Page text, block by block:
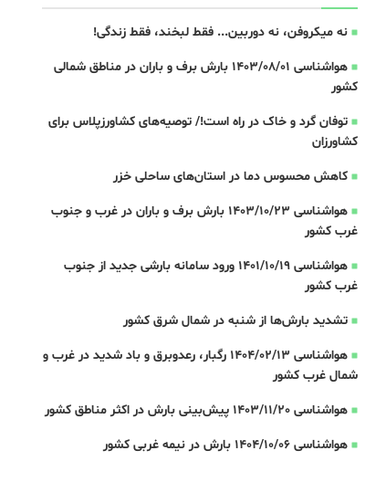
نه میکروفن، نه دوربین... فقط لبخند، فقط زندگی!
هواشناسی 1403/08/01 بارش برف و باران در مناطق شمالی
کشور
توفان گرد و خاک در راه است!/ توصیه‌های کشاورزپلاس برای
کشاورزان
کاهش محسوس دما در استان‌های ساحلی خزر
هواشناسی 1403/10/23 بارش برف و باران در غرب و جنوب
غرب کشور
هواشناسی 1401/10/19 ورود سامانه بارشی جدید از جنوب
غرب کشور
تشدید بارش‌ها از شنبه در شمال شرق کشور
هواشناسی 1404/02/13 رگبار، رعدوبرق و باد شدید در غرب و
شمال غرب کشور
هواشناسی 1403/11/20 پیش‌بینی بارش در اکثر مناطق کشور
هواشناسی 1404/10/06 بارش در نیمه غربی کشور